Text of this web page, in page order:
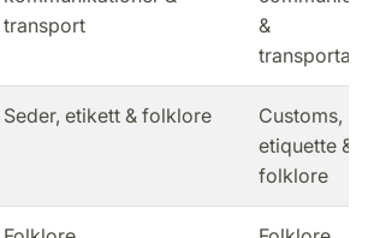
transport
&
Seder, etikett & folklore
Customs,
etiquette &
folklore